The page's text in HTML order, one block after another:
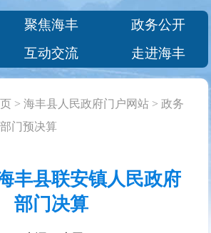
聚焦海丰
政务公开
互动交流 走进海丰
>海丰县人民政府门户网站 >政务
部门预决算
丰县联安镇人民政府
部门决算